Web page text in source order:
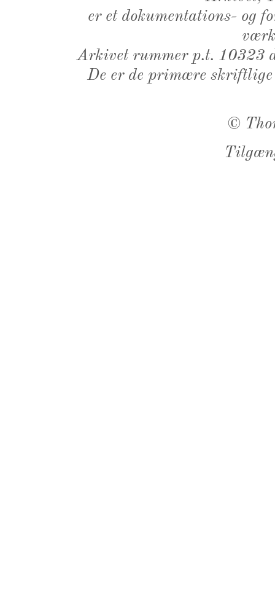
er et dokumentations- og
Arkivet rummer p.t. 10323
De er de primære
©